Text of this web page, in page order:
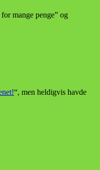
mange penge” og
“, men heldigvis havde